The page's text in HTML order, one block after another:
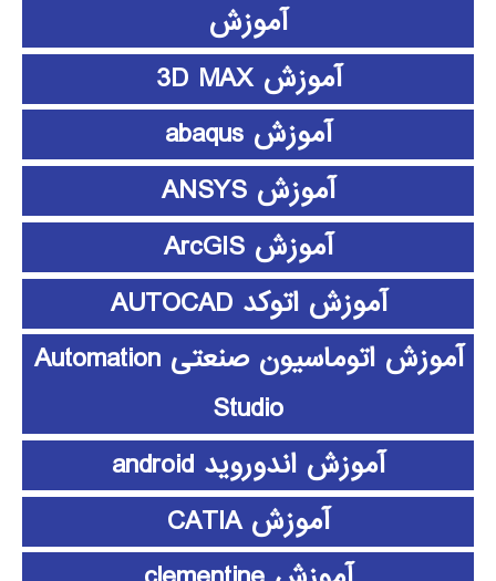
آموزش
آموزش 3D MAX
آموزش abaqus
آموزش ANSYS
آموزش ArcGIS
آموزش اتوکد AUTOCAD
آموزش اتوماسیون صنعتی Automation
Studio
آموزش اندوروید android
آموزش CATIA